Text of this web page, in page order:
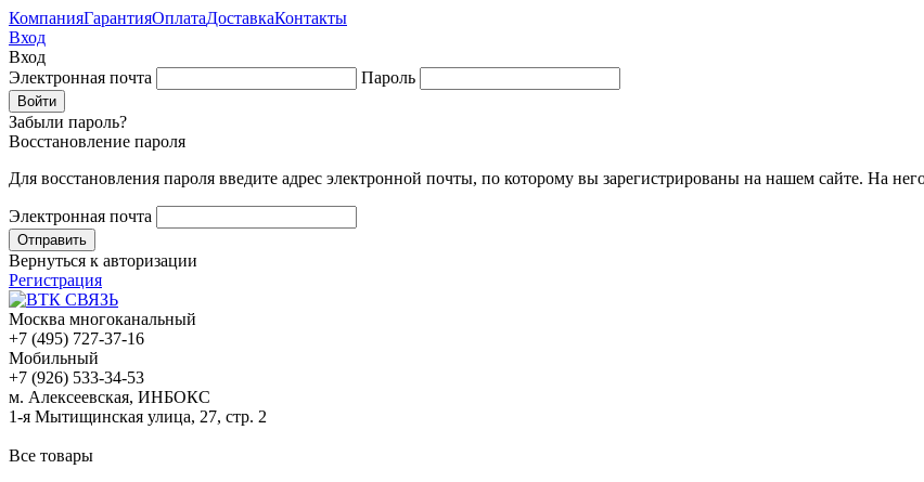
КомпанияГарантияОплатаДоставкаКонтакты
Вход
Вход
Электронная почта
Пароль
Забыли пароль?
Восстановление пароля
Для восстановления пароля введите адрес электронной почты, по которому вы зарегистрированы на нашем сайте. На
Электронная почта
Вернуться к авторизации
Регистрация
Москва многоканальный
+7 (495) 727-37-16
Мобильный
+7 (926) 533-34-53
м. Алексеевская, ИНБОКС
1-я Мытищинская улица, 27, стр. 2
Все товары